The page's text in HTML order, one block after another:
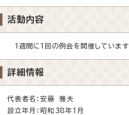
活動内容
1週間に1回の例会を開催しています
詳細情報
代表者名：安藤 雅夫
設立年月：昭和38年1月